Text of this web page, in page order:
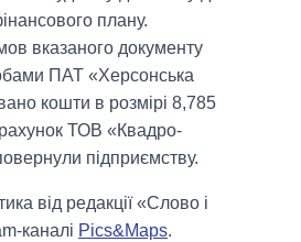
плану.
вказаного документу
ПАТ «Херсонська
кошти в розмірі 8,785
ТОВ «Квадро-
підприємству.
від редакції «Слово і
каналі Pics&Maps.